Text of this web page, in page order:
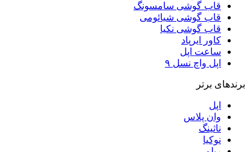
قاب گوشی سامسونگ
قاب گوشی شیائومی
قاب گوشی نکیا
کاور ایرپاد
ساعت اپل
اپل واچ نسل ۹
برندهای برتر
اپل
وان پلاس
ناثینگ
نوکیا